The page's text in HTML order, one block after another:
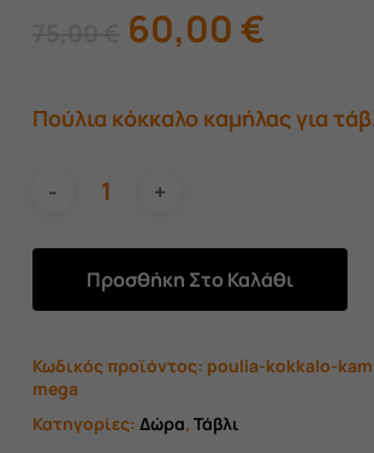
75,00 € Original
price
was:
75,00 €.
60,00 €Η
είναι:
Πούλια κόκκαλο καμήλας για
Προσθήκη Στο Καλάθι
Κωδικός προϊόντος: poulia-kokkalo-
mega
Κατηγορίες: Δώρα, Τάβλι